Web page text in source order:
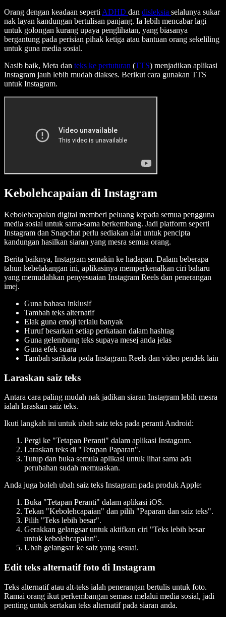
Orang dengan keadaan seperti ADHD dan disleksia selalunya sukar
nak layan kandungan bertulisan panjang. Ia lebih mencabar lagi
untuk golongan kurang upaya penglihatan, yang biasanya
bergantung pada perisian pihak ketiga atau bantuan orang sekeliling
untuk guna media sosial.
Nasib baik, Meta dan teks ke pertuturan (TTS) menjadikan aplikasi
Instagram jauh lebih mudah diakses. Berikut cara gunakan TTS
untuk Instagram.
Kebolehcapaian di Instagram
Kebolehcapaian digital memberi peluang kepada semua pengguna
media sosial untuk sama-sama berkembang. Jadi platform seperti
Instagram dan Snapchat perlu sediakan alat untuk pencipta
kandungan hasilkan siaran yang mesra semua orang.
Berita baiknya, Instagram semakin ke hadapan. Dalam beberapa
tahun kebelakangan ini, aplikasinya memperkenalkan ciri baharu
yang memudahkan penyesuaian Instagram Reels dan penerangan
imej.
Guna bahasa inklusif
Tambah teks alternatif
Elak guna emoji terlalu banyak
Huruf besarkan setiap perkataan dalam hashtag
Guna gelembung teks supaya mesej anda jelas
Guna efek suara
Tambah sarikata pada Instagram Reels dan video pendek lain
Laraskan saiz teks
Antara cara paling mudah nak jadikan siaran Instagram lebih mesra
ialah laraskan saiz teks.
Ikuti langkah ini untuk ubah saiz teks pada peranti Android:
Pergi ke "Tetapan Peranti" dalam aplikasi Instagram.
Laraskan teks di "Tetapan Paparan".
Tutup dan buka semula aplikasi untuk lihat sama ada
perubahan sudah memuaskan.
Anda juga boleh ubah saiz teks Instagram pada produk Apple:
Buka "Tetapan Peranti" dalam aplikasi iOS.
Tekan "Kebolehcapaian" dan pilih "Paparan dan saiz teks".
Pilih "Teks lebih besar".
Gerakkan gelangsar untuk aktifkan ciri "Teks lebih besar
untuk kebolehcapaian".
Ubah gelangsar ke saiz yang sesuai.
Edit teks alternatif foto di Instagram
Teks alternatif atau alt-teks ialah penerangan bertulis untuk foto.
Ramai orang ikut perkembangan semasa melalui media sosial, jadi
penting untuk sertakan teks alternatif pada siaran anda.